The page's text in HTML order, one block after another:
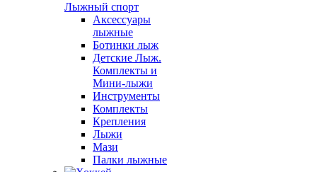
Лыжный спорт
Аксессуары
лыжные
Ботинки лыж
Детские Лыж.
Комплекты и
Мини-лыжи
Инструменты
Комплекты
Крепления
Лыжи
Мази
Палки лыжные